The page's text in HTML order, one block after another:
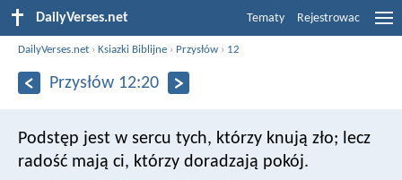
DailyVerses.net Tematy Rejestrowac
DailyVerses.net ›Ksiazki Biblijne › Przysłów › 12
Przysłów 12:20
Podstęp jest w sercu tych, którzy knują zło; lecz
radość mają ci, którzy doradzają pokój.